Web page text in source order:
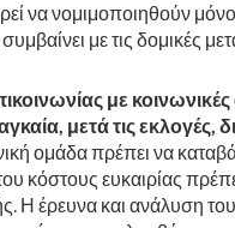
να νομιμοποιηθούν
με τις δομικές
με
μετά τις εκλογές,
ομάδα πρέπει να
κόστους ευκαιρίας
Η έρευνα και ανάλυση